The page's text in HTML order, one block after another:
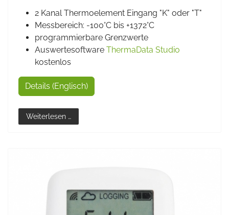
2 Kanal Thermoelement Eingang "K" oder "T"
Messbereich: -100°C bis +1372°C
programmierbare Grenzwerte
Auswertesoftware ThermaData Studio
kostenlos
Details (Englisch)
Weiterlesen …